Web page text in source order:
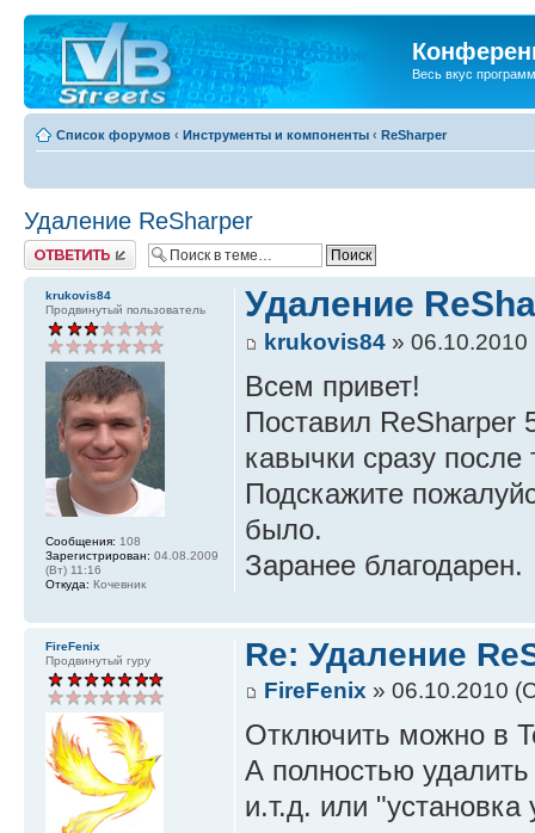
Весь вкус
Список форумов ‹ Инструменты и компоненты ‹ ReSharper
Удаление ReSharper
Ответить
krukovis84
Продвинутый пользователь
Сообщения: 108
Зарегистрирован: 04.08.2009
(Вт) 11:16
Откуда: Кочевник
Удаление
krukovis84» 06.10.2010
Всем привет!
Поставил ReSharper
кавычки сразу
Подскажите
было.
Заранее благодарен.
FireFenix
Продвинутый гуру
Re: Удаление
FireFenix » 06.10.2010
Отключить можно в
А полностью
и.т.д. или